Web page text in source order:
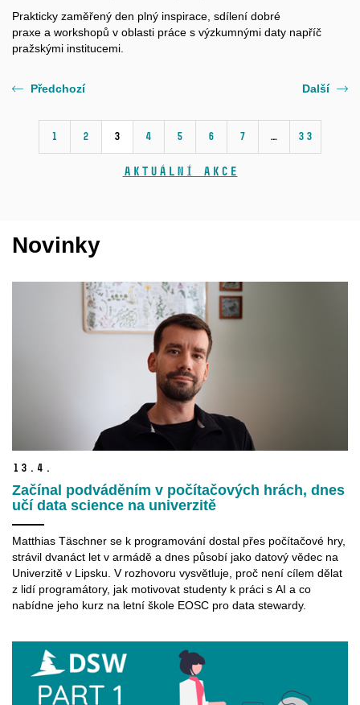
Prakticky zaměřený den plný inspirace, sdílení dobré
praxe a workshopů v oblasti práce s výzkumnými daty napříč
pražskými institucemi.
Předchozí
1 2 3 4 5 6 7 … 33
Další
Aktuální akce
Novinky
13. 4.
Začínal podváděním v počítačových hrách, dnes
učí data science na univerzitě
Matthias Täschner se k programování dostal přes počítačové hry,
strávil dvanáct let v armádě a dnes působí jako datový vědec na
Univerzitě v Lipsku. V rozhovoru vysvětluje, proč není cílem dělat
z lidí programátory, jak motivovat studenty k práci s AI a co
nabídne jeho kurz na letní škole EOSC pro data stewardy.